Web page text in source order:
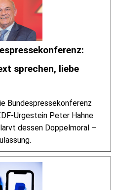
sprechen, liebe
Bundespressekonferenz
Urgestein Peter Hahne
dessen Doppelmoral –